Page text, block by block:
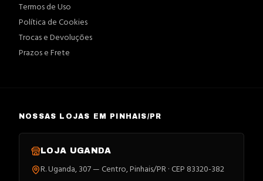
Termos de Uso
Política de Cookies
Trocas e Devoluções
Prazos e Frete
NOSSAS LOJAS EM PINHAIS/PR
LOJA UGANDA
R. Uganda, 307 — Centro, Pinhais/PR · CEP 83320-382